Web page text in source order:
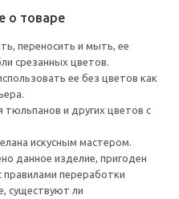
о товаре
переносить и мыть, ее
срезанных цветов.
ее без цветов как
и других цветов с
искусным мастером.
данное изделие, пригоден
правилами переработки
существуют ли